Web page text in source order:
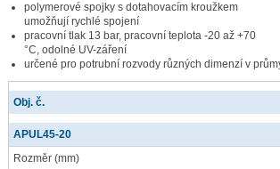
polymerové spojky s dotahovacím kroužkem
umožňují rychlé spojení
pracovní tlak 13 bar, pracovní teplota -20 až +70
°C, odolné UV-záření
určené pro potrubní rozvody různých dimenzí v
Obj. č.
APUL45-20
Rozměr (mm)